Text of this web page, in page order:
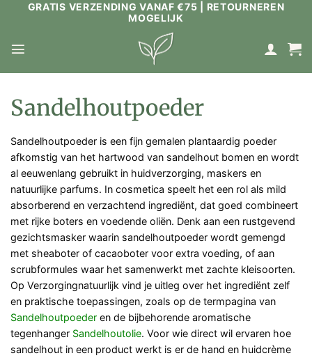
GRATIS VERZENDING VANAF €75 | RETOURNEREN
MOGELIJK
Sandelhoutpoeder
Sandelhoutpoeder is een fijn gemalen plantaardig poeder
afkomstig van het hartwood van sandelhout bomen en wordt
al eeuwenlang gebruikt in huidverzorging, maskers en
natuurlijke parfums. In cosmetica speelt het een rol als mild
absorberend en verzachtend ingrediënt, dat goed combineert
met rijke boters en voedende oliën. Denk aan een rustgevend
gezichtsmasker waarin sandelhoutpoeder wordt gemengd
met sheaboter of cacaoboter voor extra voeding, of aan
scrubformules waar het samenwerkt met zachte kleisoorten.
Op Verzorgingnatuurlijk vind je uitleg over het ingrediënt zelf
en praktische toepassingen, zoals op de termpagina van
Sandelhoutpoeder en de bijbehorende aromatische
tegenhanger Sandelhoutolie. Voor wie direct wil ervaren hoe
sandelhout in een product werkt is er de hand en huidcrème